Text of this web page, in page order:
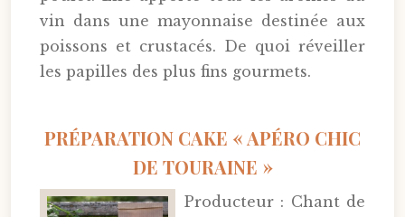
vin dans une mayonnaise destinée aux
poissons et crustacés. De quoi réveiller
les papilles des plus fins gourmets.
PRÉPARATION CAKE « APÉRO CHIC
DE TOURAINE »
Producteur : Chant de